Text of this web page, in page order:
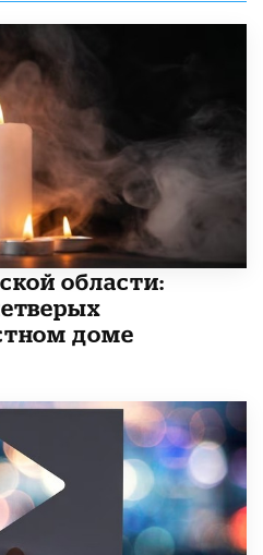
области:
доме